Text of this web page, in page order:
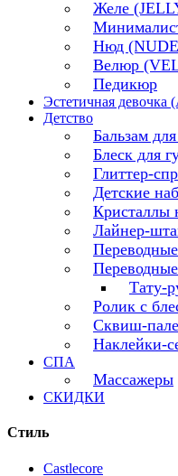
Желе
Нюд
Велюр
Педикюр
Эстетичная девочка
Детство
Бальзам
Блеск для
Глиттер-
Детские
Кристаллы
Лайнер-
Тату-
Ролик с
Сквиш-
Наклейки-
СПА
Массажеры
СКИДКИ
Стиль
Castlecore